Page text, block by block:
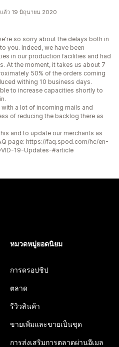
ล้ว 19 มิถุนายน 2020
so sorry about the delays both in
you. Indeed, we have been
in our production facilities and had
At the moment, it takes us about 7
50% of the orders coming
withing 10 business days.
to increase capacities shortly to
a lot of incoming mails and
of reducing the backlog there as
and to update our merchants as
page: https://faq.spod.com/hc/en-
19-Updates-#article
หมวดหมู่ยอดนิยม
การดรอปชิป
ตลาด
รีวิวสินค้า
ขายเพิ่มและขายเป็นชุด
การส่งเสริมการตลาดผ่านอีเมล